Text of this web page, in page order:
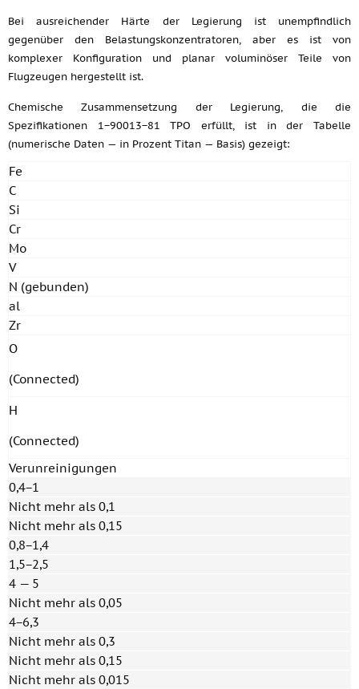
Bei ausreichender Härte der Legierung ist unempfindlich
gegenüber den Belastungskonzentratoren, aber es ist von
komplexer Konfiguration und planar voluminöser Teile von
Flugzeugen hergestellt ist.
Chemische Zusammensetzung der Legierung, die die
Spezifikationen 1−90013−81 TPO erfüllt, ist in der Tabelle
(numerische Daten — in Prozent Titan — Basis) gezeigt:
Fe
C
Si
Cr
Mo
V
N (gebunden)
al
Zr
O
(Connected)
H
(Connected)
Verunreinigungen
0,4−1
Nicht mehr als 0,1
Nicht mehr als 0,15
0,8−1,4
1,5−2,5
4 — 5
Nicht mehr als 0,05
4−6,3
Nicht mehr als 0,3
Nicht mehr als 0,15
Nicht mehr als 0,015